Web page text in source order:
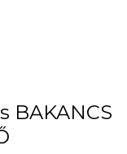
BAKANCS